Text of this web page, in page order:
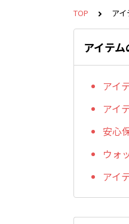
TOP ア
アイテ
アイ
アイ
安心
ウォ
アイ